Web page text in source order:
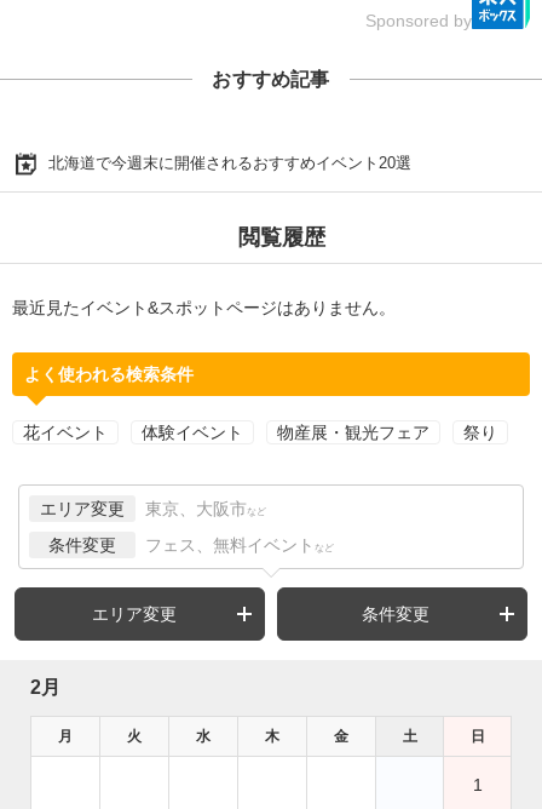
Sponsored by
おすすめ記事
北海道で今週末に開催されるおすすめイベント20選
閲覧履歴
最近見たイベント&スポットページはありません。
よく使われる検索条件
花イベント 体験イベント 物産展・観光フェア 祭り
エリア変更 東京、大阪市 など
条件変更 フェス、無料イベント など
エリア変更 条件変更
2月
月 火 水 木 金 土 日
1